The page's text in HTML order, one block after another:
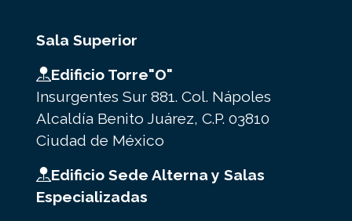
Sala Superior
Edificio Torre"O"
Insurgentes Sur 881. Col. Nápoles
Alcaldía Benito Juárez, C.P. 03810
Ciudad de México
Edificio Sede Alterna y Salas
Especializadas